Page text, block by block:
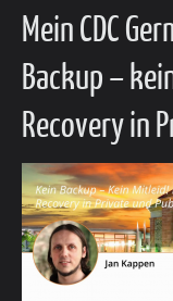
Mein CDC
Backup –
Recovery in